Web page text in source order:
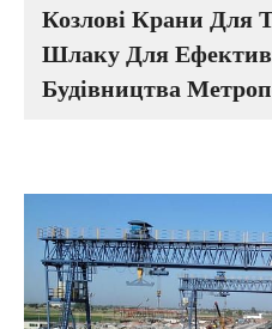
Козлові Крани Для
Шлаку Для
Будівництва